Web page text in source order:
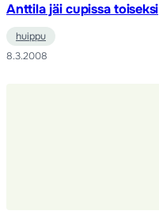
Anttila jäi cupissa toiseksi
huippu
8.3.2008